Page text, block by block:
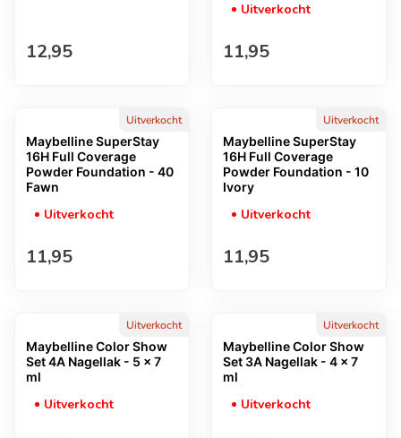
Normale prijs
12,95
Uitverkocht
Normale prijs
11,95
Uitverkocht
Maybelline SuperStay
16H Full Coverage
Powder Foundation - 40
Fawn
Uitverkocht
Normale prijs
11,95
Uitverkocht
Maybelline SuperStay
16H Full Coverage
Powder Foundation - 10
Ivory
Uitverkocht
Normale prijs
11,95
Uitverkocht
Maybelline Color Show
Set 4A Nagellak - 5 x 7
ml
Uitverkocht
Uitverkocht
Maybelline Color Show
Set 3A Nagellak - 4 x 7
ml
Uitverkocht